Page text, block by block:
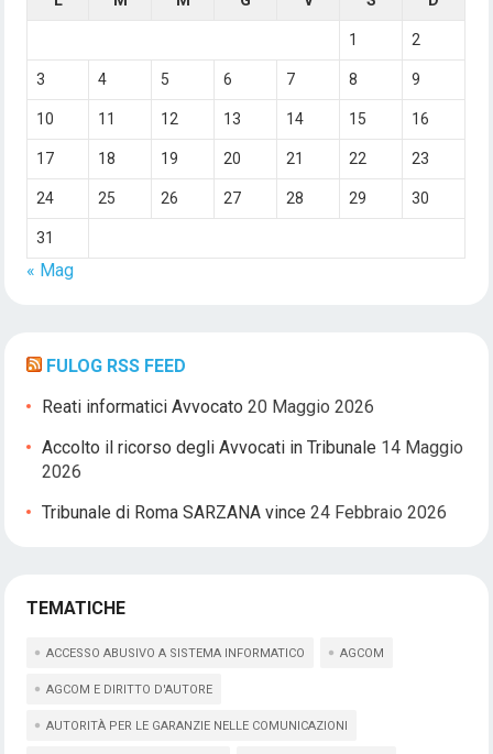
1 2
3 4 5 6 7 8 9
10 11 12 13 14 15 16
17 18 19 20 21 22 23
24 25 26 27 28 29 30
31
« Mag
FULOG RSS FEED
Reati informatici Avvocato 20 Maggio 2026
Accolto il ricorso degli Avvocati in Tribunale 14 Maggio
2026
Tribunale di Roma SARZANA vince 24 Febbraio 2026
TEMATICHE
ACCESSO ABUSIVO A SISTEMA INFORMATICO AGCOM
AGCOM E DIRITTO D'AUTORE
AUTORITÀ PER LE GARANZIE NELLE COMUNICAZIONI